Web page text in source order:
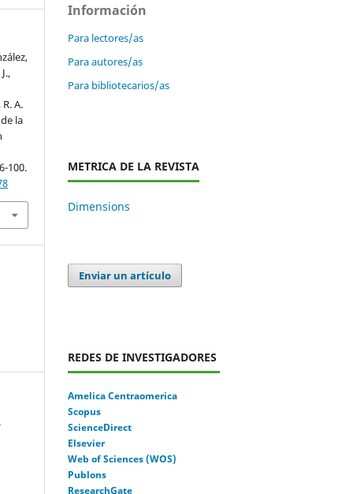
A.
la
100.
Información
Para lectores/as
Para autores/as
Para bibliotecarios/as
METRICA DE LA REVISTA
Dimensions
Enviar un artículo
REDES DE INVESTIGADORES
Amelica Centraomerica
Scopus
ScienceDirect
Elsevier
Web of Sciences (WOS)
Publons
ResearchGate